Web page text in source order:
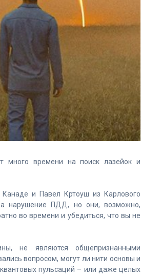
много времени на поиск лазейок и
и Павел Кртоуш из Карлового
нарушение ПДД, но они, возможно,
во времени и убедиться, что вы не
не являются общепризнанными
вопросом, могут ли нити основы и
пульсаций – или даже целых